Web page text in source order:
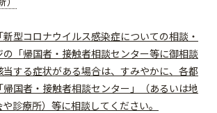
型コロナウイルス感染症についての相談・
「帰国者・接触者相談センター等に御相談
する症状がある場合は、すみやかに、各都
国者・接触者相談センター」（あるいは地
診療所）等に相談してください。